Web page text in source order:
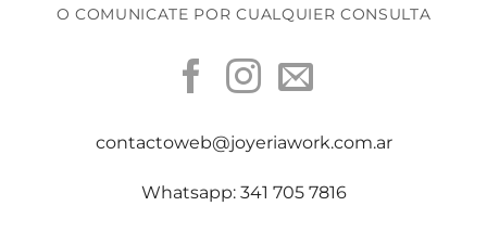
O COMUNICATE POR CUALQUIER CONSULTA
contactoweb@joyeriawork.com.ar
Whatsapp: 341 705 7816